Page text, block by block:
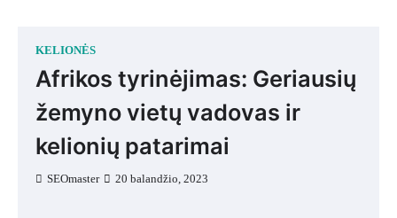
KELIONĖS
Afrikos tyrinėjimas: Geriausių
žemyno vietų vadovas ir
kelionių patarimai
SEOmaster 20 balandžio, 2023